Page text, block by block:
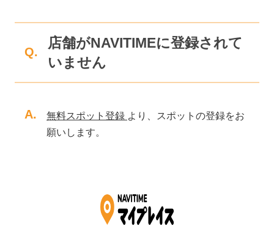
Q.
店舗がNAVITIMEに登録されて
いません
A. 無料スポット登録 より、スポットの登録をお
願いします。